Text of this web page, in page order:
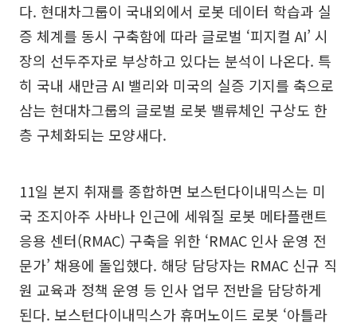
다. 현대차그룹이 국내외에서 로봇 데이터 학습과 실
증 체계를 동시 구축함에 따라 글로벌 ‘피지컬 AI’ 시
장의 선두주자로 부상하고 있다는 분석이 나온다. 특
히 국내 새만금 AI 밸리와 미국의 실증 기지를 축으로
삼는 현대차그룹의 글로벌 로봇 밸류체인 구상도 한
층 구체화되는 모양새다.
11일 본지 취재를 종합하면 보스턴다이내믹스는 미
국 조지아주 사바나 인근에 세워질 로봇 메타플랜트
응용 센터(RMAC) 구축을 위한 ‘RMAC 인사 운영 전
문가’ 채용에 돌입했다. 해당 담당자는 RMAC 신규 직
원 교육과 정책 운영 등 인사 업무 전반을 담당하게
된다. 보스턴다이내믹스가 휴머노이드 로봇 ‘아틀라